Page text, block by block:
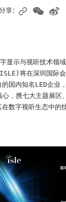
享：
显示与视听技术领
将在深圳国际
国内知名LED企业
心，携七大主题展区
数字视听生态中的